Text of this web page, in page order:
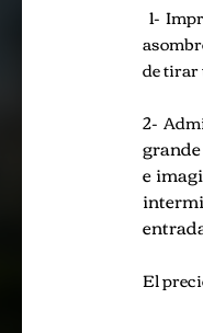
1-
de tirar
2-
e
El